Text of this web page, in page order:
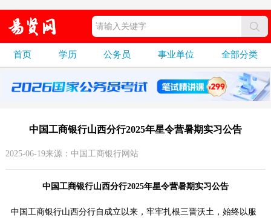
首页 学历 公务员 事业单位 全部分类
中国工商银行山西分行2025年星令营暑期实习公告
2025-06-19来源：中国工商银行网站
中国工商银行山西分行2025年星令营暑期实习公告
中国工商银行山西分行自成立以来，牢牢扎根三晋沃土，始终以服